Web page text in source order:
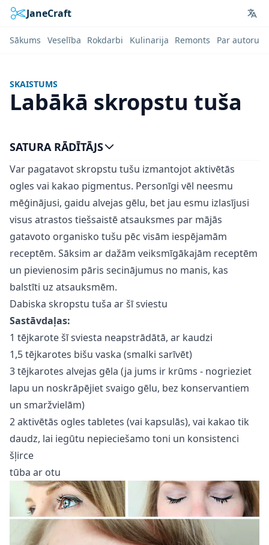
JaneCraft
Sākums Veselība Rokdarbi Kulinarija Remonts Par autoru
SKAISTUMS
Labākā skropstu tuša
Var pagatavot skropstu tušu izmantojot aktivētās
ogles vai kakao pigmentus. Personīgi vēl neesmu
mēģinājusi, gaidu alvejas gēlu, bet jau esmu izlasījusi
visus atrastos tiešsaistē atsauksmes par mājās
gatavoto organisko tušu pēc visām iespējamām
receptēm. Sāksim ar dažām veiksmīgākajām receptēm
un pievienosim pāris secinājumus no manis, kas
balstīti uz atsauksmēm.
Dabiska skropstu tuša ar šī sviestu
Sastāvdaļas:
1 tējkarote šī sviesta neapstrādātā, ar kaudzi
1,5 tējkarotes bišu vaska (smalki sarīvēt)
3 tējkarotes alvejas gēla (ja jums ir krūms - nogrieziet
lapu un noskrāpējiet svaigo gēlu, bez konservantiem
un smaržvielām)
2 aktivētās ogles tabletes (vai kapsulās), vai kakao tik
daudz, lai iegūtu nepieciešamo toni un konsistenci
šļirce
tūba ar otu
SATURA RĀDĪTĀJS